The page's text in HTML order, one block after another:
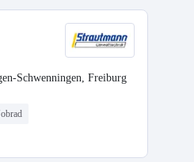
Schwenningen, Freiburg